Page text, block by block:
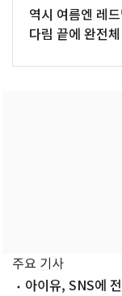
역시 여름엔 레
다림 끝에 완전
주요 기사
아이유, SNS에